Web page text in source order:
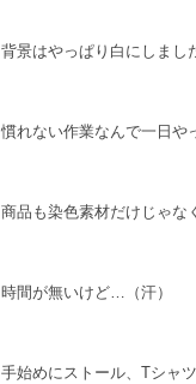
背景はやっぱり白にしまし
慣れない作業なんで一日や
商品も染色素材だけじゃな
時間が無いけど…（汗）
手始めにストール、Tシャ